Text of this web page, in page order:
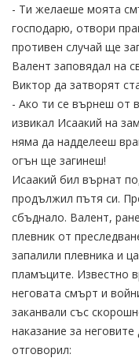
- Ти желаеше моята
господарю, отвори
противен случай ще
Валент заповядал на
Виктор да затворят
- Ако ти се върнеш от
извикал Исаакий на
няма да надделееш
огън ще загинеш!
Исаакий бил върнат
продължил пътя си.
сбъднало. Валент,
плевник от
запалили плевника и
пламъците. Известно
неговата смърт и
заканвали със
наказание за
отговорил: